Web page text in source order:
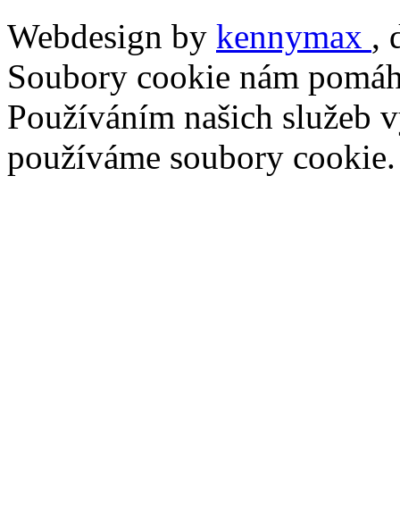
Webdesign by kennymax ,
Soubory cookie nám
Používáním našich služeb
používáme soubory